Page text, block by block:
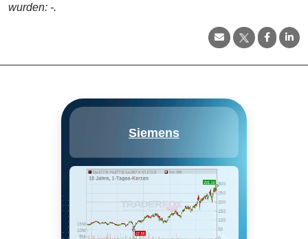
wurden: -.
Siemens
Firma Siemens fokussiert auf
Elektrifizierung, Mobilität und
Gesundheit. Ihre drei
wichtigsten Regionen — die
USA, Deutschland und China —
beitragen mehr als die Hälfte
des Gruppenumsatzes. Siemens
hat eine 71%-Investition in der